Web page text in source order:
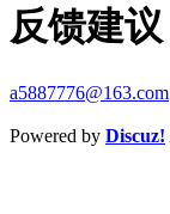
反馈建议
a5887776@163.com
Powered by Discuz!